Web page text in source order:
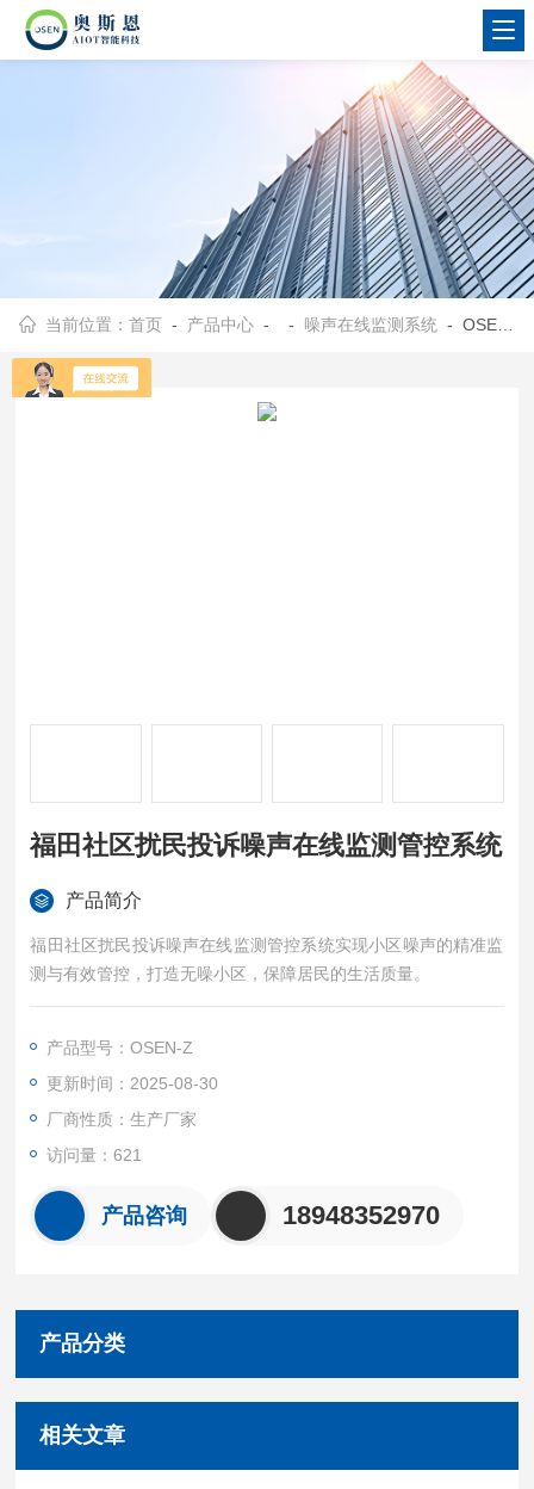
当前位置：首页 - 产品中心 - - 噪声在线监测系统 - OSEN-Z福田社区扰民投诉噪声在线监测管控系统
福田社区扰民投诉噪声在线监测管控系统
产品简介
福田社区扰民投诉噪声在线监测管控系统实现小区噪声的精准监
测与有效管控，打造无噪小区，保障居民的生活质量。
产品型号：OSEN-Z
更新时间：2025-08-30
厂商性质：生产厂家
访问量：621
产品咨询 18948352970
产品分类
相关文章